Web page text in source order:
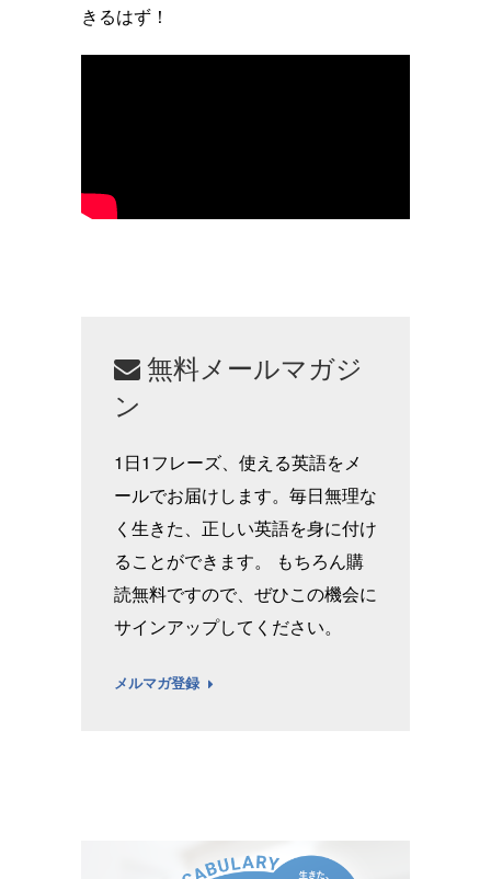
きるはず！
無料メールマガジ
ン
1日1フレーズ、使える英語をメ
ールでお届けします。毎日無理な
く生きた、正しい英語を身に付け
ることができます。 もちろん購
読無料ですので、ぜひこの機会に
サインアップしてください。
メルマガ登録